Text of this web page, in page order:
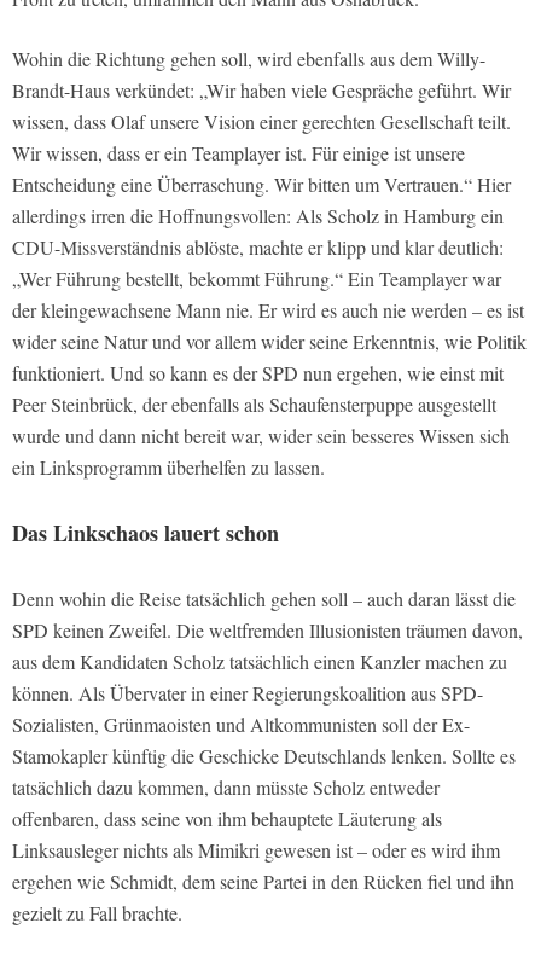
Wohin die Richtung gehen soll, wird ebenfalls aus dem Willy-
Brandt-Haus verkündet: „Wir haben viele Gespräche geführt. Wir
wissen, dass Olaf unsere Vision einer gerechten Gesellschaft teilt.
Wir wissen, dass er ein Teamplayer ist. Für einige ist unsere
Entscheidung eine Überraschung. Wir bitten um Vertrauen.“ Hier
allerdings irren die Hoffnungsvollen: Als Scholz in Hamburg ein
CDU-Missverständnis ablöste, machte er klipp und klar deutlich:
„Wer Führung bestellt, bekommt Führung.“ Ein Teamplayer war
der kleingewachsene Mann nie. Er wird es auch nie werden – es ist
wider seine Natur und vor allem wider seine Erkenntnis, wie Politik
funktioniert. Und so kann es der SPD nun ergehen, wie einst mit
Peer Steinbrück, der ebenfalls als Schaufensterpuppe ausgestellt
wurde und dann nicht bereit war, wider sein besseres Wissen sich
ein Linksprogramm überhelfen zu lassen.
Das Linkschaos lauert schon
Denn wohin die Reise tatsächlich gehen soll – auch daran lässt die
SPD keinen Zweifel. Die weltfremden Illusionisten träumen davon,
aus dem Kandidaten Scholz tatsächlich einen Kanzler machen zu
können. Als Übervater in einer Regierungskoalition aus SPD-
Sozialisten, Grünmaoisten und Altkommunisten soll der Ex-
Stamokapler künftig die Geschicke Deutschlands lenken. Sollte es
tatsächlich dazu kommen, dann müsste Scholz entweder
offenbaren, dass seine von ihm behauptete Läuterung als
Linksausleger nichts als Mimikri gewesen ist – oder es wird ihm
ergehen wie Schmidt, dem seine Partei in den Rücken fiel und ihn
gezielt zu Fall brachte.